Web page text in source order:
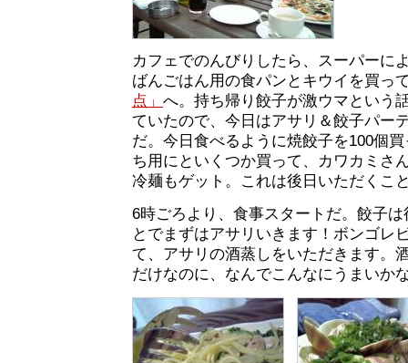
カフェでのんびりしたら、スーパーに
ばんごはん用の食パンとキウイを買っ
点」 へ。持ち帰り餃子が激ウマという
ていたので、今日はアサリ＆餃子パー
だ。今日食べるように焼餃子を100個
ち用にといくつか買って、カワカミさ
冷麺もゲット。これは後日いただくこ
6時ごろより、食事スタートだ。餃子
とでまずはアサリいきます！ボンゴレ
て、アサリの酒蒸しをいただきます。
だけなのに、なんでこんなにうまいか